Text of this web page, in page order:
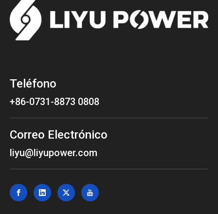
Teléfono
+86-0731-8873 0808
Correo Electrónico
liyu@liyupower.com